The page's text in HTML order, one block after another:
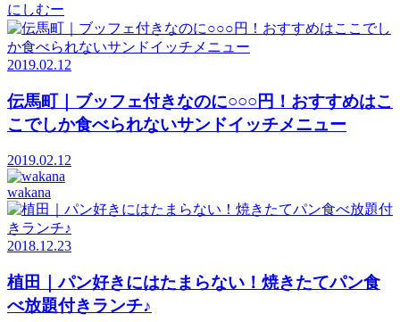
にしむー
2019.02.12
伝馬町｜ブッフェ付きなのに○○○円！おすすめはこ
こでしか食べられないサンドイッチメニュー
2019.02.12
wakana
2018.12.23
植田｜パン好きにはたまらない！焼きたてパン食
べ放題付きランチ♪